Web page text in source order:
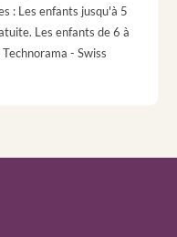
: Les enfants jusqu'à 5
Les enfants de 6 à
- Swiss